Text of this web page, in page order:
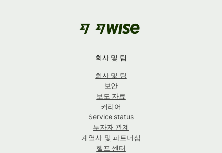
회사 및 팀
회사 및 팀
보안
보도 자료
커리어
Service status
투자자 관계
계열사 및 파트너십
헬프 센터